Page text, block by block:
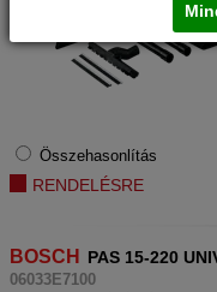
Összehasonlítás
RENDELÉSRE
BOSCH PAS 15-220
06033E7100